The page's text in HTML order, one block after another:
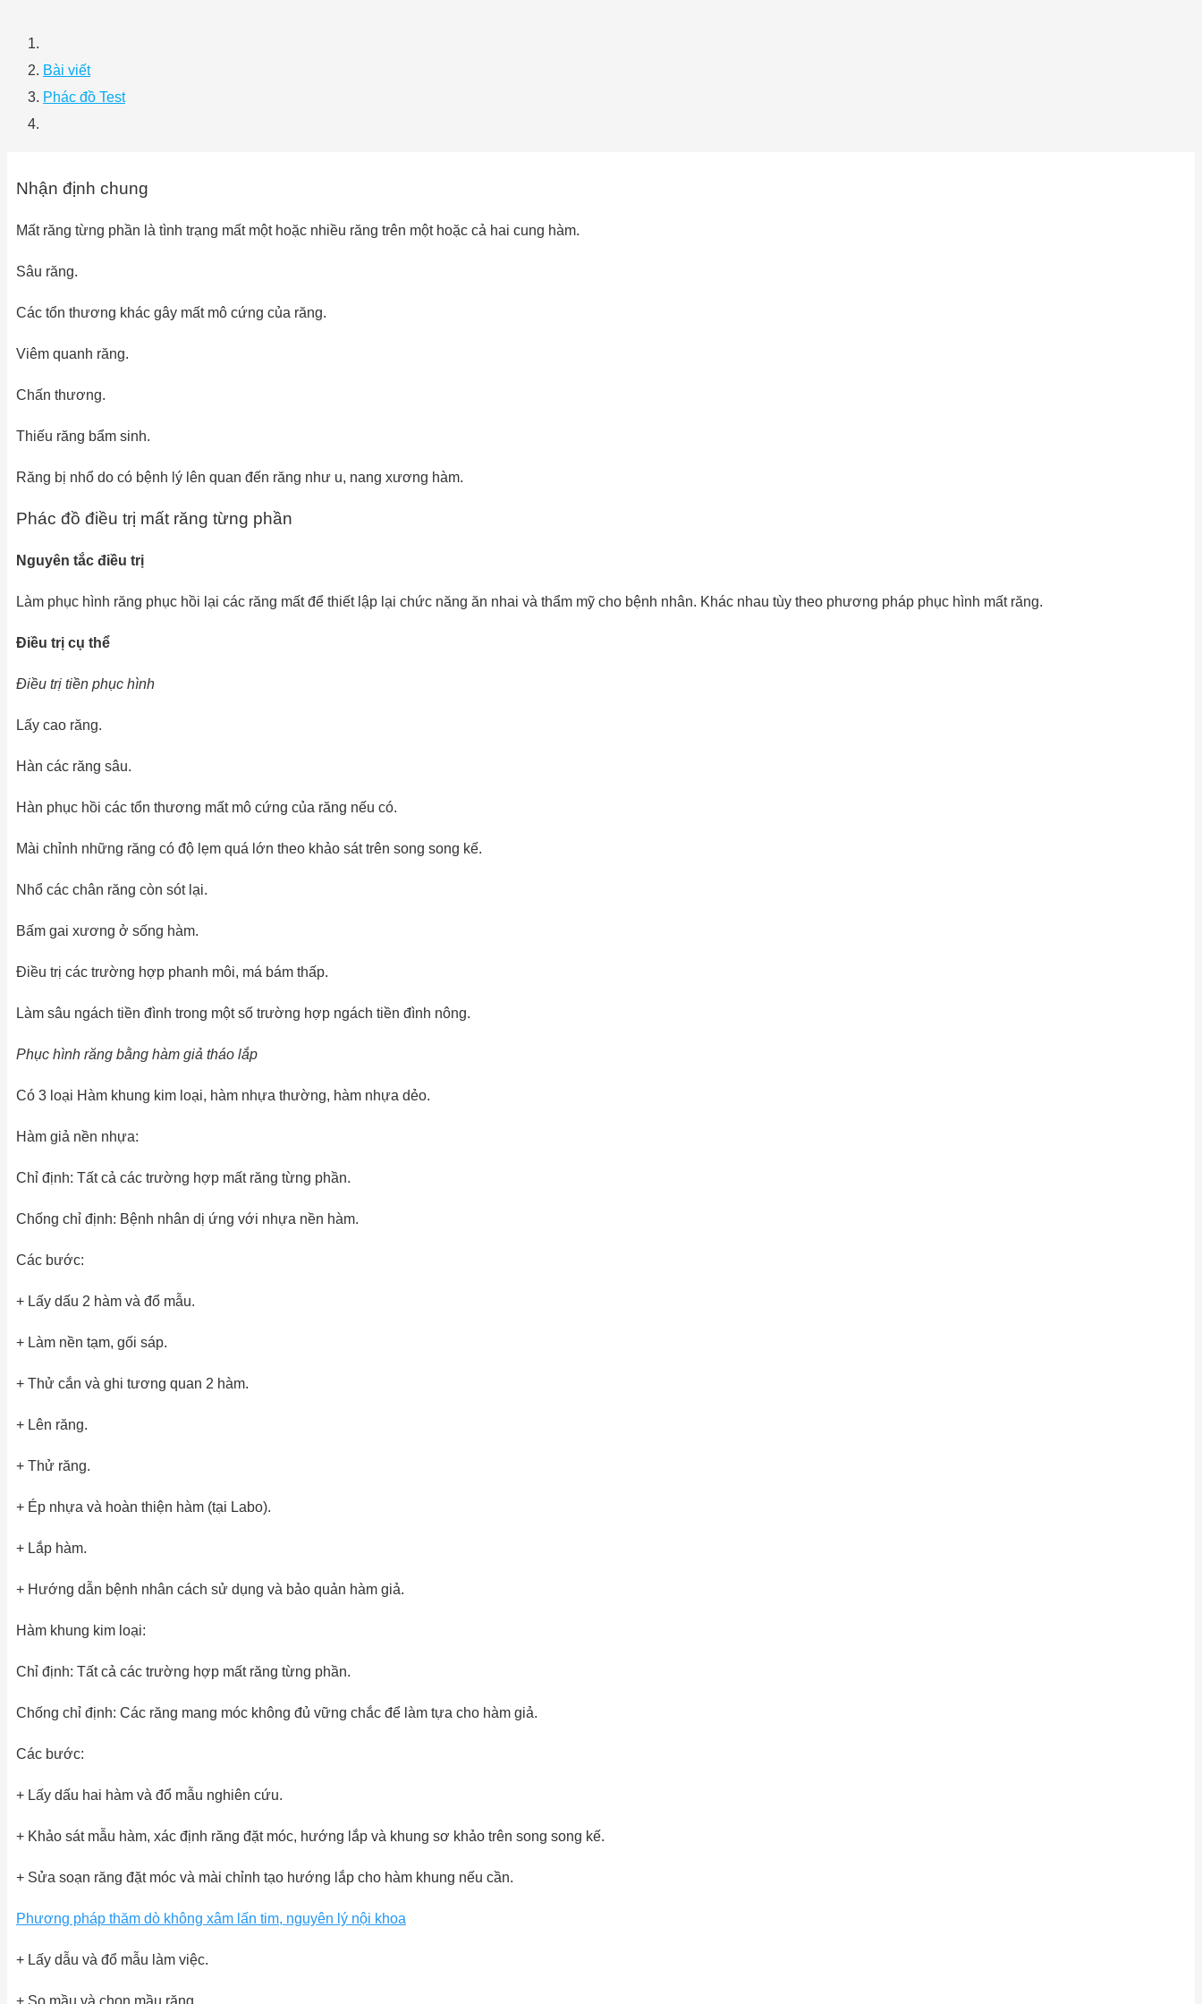
Bài viết
Phác đồ Test
Nhận định chung
Mất răng từng phần là tình trạng mất một hoặc nhiều răng trên một hoặc cả hai cung hàm.
Sâu răng.
Các tổn thương khác gây mất mô cứng của răng.
Viêm quanh răng.
Chấn thương.
Thiếu răng bẩm sinh.
Răng bị nhổ do có bệnh lý lên quan đến răng như u, nang xương hàm.
Phác đồ điều trị mất răng từng phần
Nguyên tắc điều trị
Làm phục hình răng phục hồi lại các răng mất để thiết lập lại chức năng ăn nhai và thẩm mỹ cho bệnh nhân. Khác nhau tùy theo phương pháp phục hình mất răng.
Điều trị cụ thể
Điều trị tiền phục hình
Lấy cao răng.
Hàn các răng sâu.
Hàn phục hồi các tổn thương mất mô cứng của răng nếu có.
Mài chỉnh những răng có độ lẹm quá lớn theo khảo sát trên song song kế.
Nhổ các chân răng còn sót lại.
Bấm gai xương ở sống hàm.
Điều trị các trường hợp phanh môi, má bám thấp.
Làm sâu ngách tiền đình trong một số trường hợp ngách tiền đình nông.
Phục hình răng bằng hàm giả tháo lắp
Có 3 loại Hàm khung kim loại, hàm nhựa thường, hàm nhựa dẻo.
Hàm giả nền nhựa:
Chỉ định: Tất cả các trường hợp mất răng từng phần.
Chống chỉ định: Bệnh nhân dị ứng với nhựa nền hàm.
Các bước:
+ Lấy dấu 2 hàm và đổ mẫu.
+ Làm nền tạm, gối sáp.
+ Thử cắn và ghi tương quan 2 hàm.
+ Lên răng.
+ Thử răng.
+ Ép nhựa và hoàn thiện hàm (tại Labo).
+ Lắp hàm.
+ Hướng dẫn bệnh nhân cách sử dụng và bảo quản hàm giả.
Hàm khung kim loại:
Chỉ định: Tất cả các trường hợp mất răng từng phần.
Chống chỉ định: Các răng mang móc không đủ vững chắc để làm tựa cho hàm giả.
Các bước:
+ Lấy dấu hai hàm và đổ mẫu nghiên cứu.
+ Khảo sát mẫu hàm, xác định răng đặt móc, hướng lắp và khung sơ khảo trên song song kế.
+ Sửa soạn răng đặt móc và mài chỉnh tạo hướng lắp cho hàm khung nếu cần.
Phương pháp thăm dò không xâm lấn tim, nguyên lý nội khoa
+ Lấy dẫu và đổ mẫu làm việc.